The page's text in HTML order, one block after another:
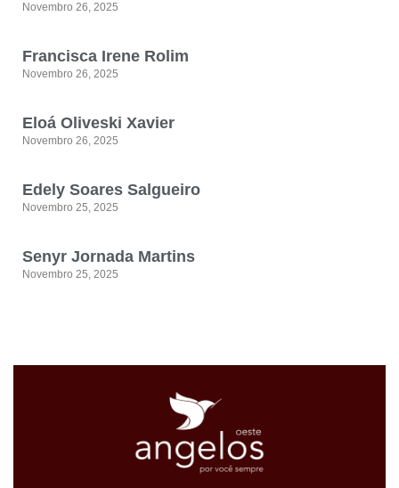
Novembro 26, 2025
Francisca Irene Rolim
Novembro 26, 2025
Eloá Oliveski Xavier
Novembro 26, 2025
Edely Soares Salgueiro
Novembro 25, 2025
Senyr Jornada Martins
Novembro 25, 2025